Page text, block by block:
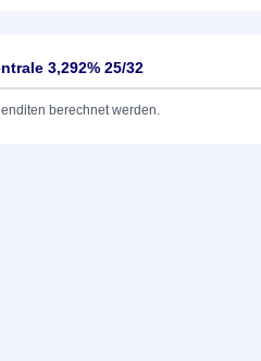
3,292% 25/32
berechnet werden.